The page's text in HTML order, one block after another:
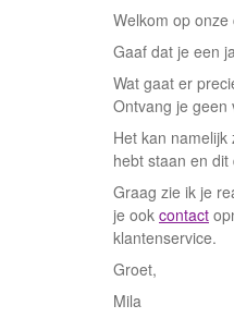
Welkom op onze
Gaaf dat je een
Wat gaat er
Ontvang je geen
Het kan namelijk
hebt staan en
Graag zie ik je
je ook contact
klantenservice.
Groet,
Mila